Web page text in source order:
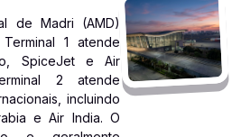
de Madri (AMD)
1 atende
SpiceJet e Air
2 atende
incluindo
e Air India. O